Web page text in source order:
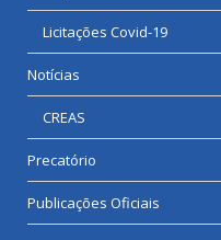
Licitações Covid-19
Notícias
CREAS
Precatório
Publicações Oficiais